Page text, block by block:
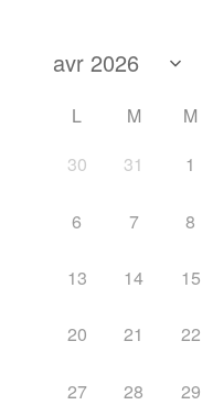
L M M
30
31 1
6 7 8
13 14 15
20 21 22
27 28 29